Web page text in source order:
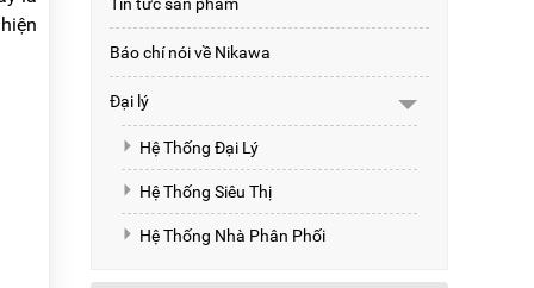
Báo chí nói về Nikawa
Đại lý
Hệ Thống Đại Lý
Hệ Thống Siêu Thị
Hệ Thống Nhà Phân Phối